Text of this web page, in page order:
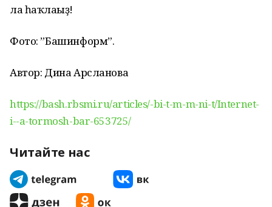
ла һаҡлағыҙ!
Фото: ”Башинформ”.
Автор: Дина Арсланова
https://bash.rbsmi.ru/articles/-bi-t-m-m-ni-t/Internet-
i--a-tormosh-bar-653725/
Читайте нас